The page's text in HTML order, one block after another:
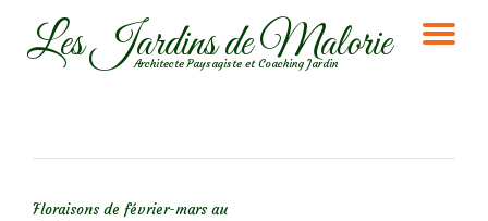
AllerLes Jardins de Malorie
Architecte Paysagiste et Coaching Jardin
Floraisons de février-mars au